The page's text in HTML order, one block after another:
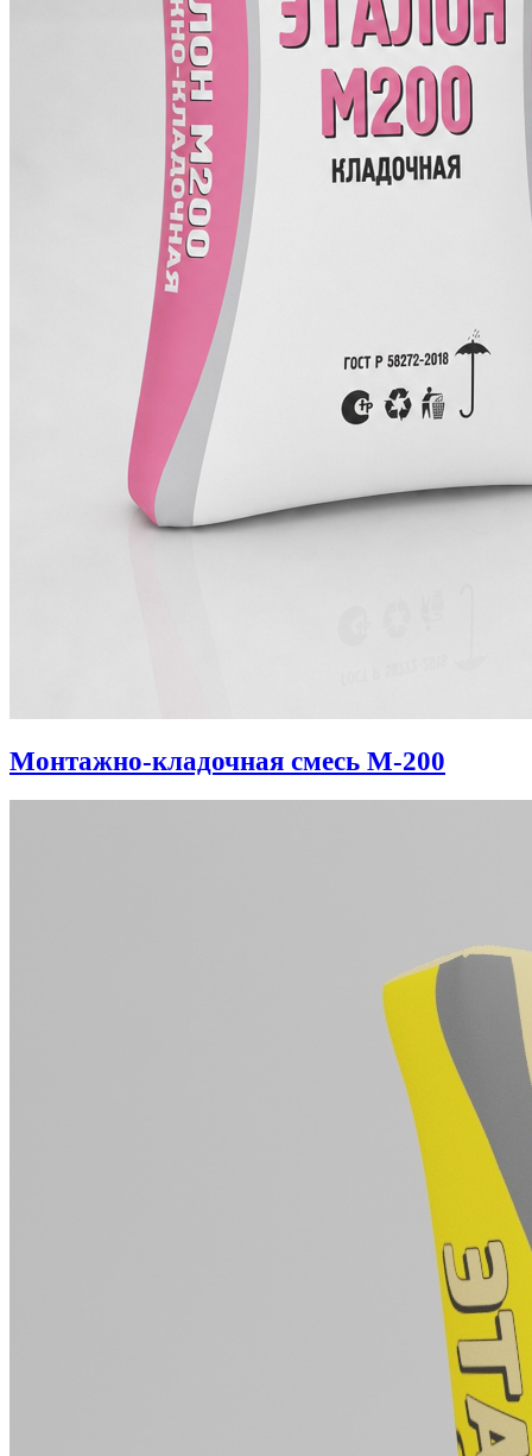
Монтажно-кладочная смесь М-200